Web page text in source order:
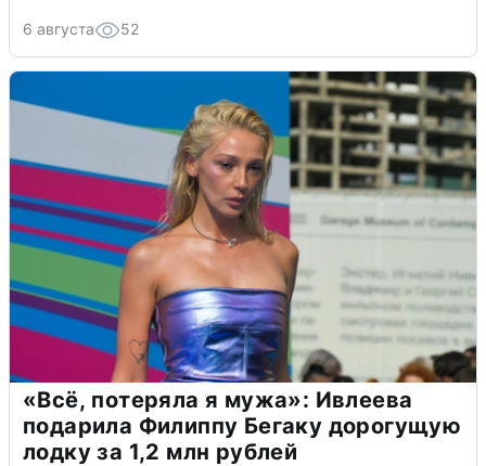
6 августа 52
«Всё, потеряла я мужа»: Ивлеева
подарила Филиппу Бегаку дорогущую
лодку за 1,2 млн рублей